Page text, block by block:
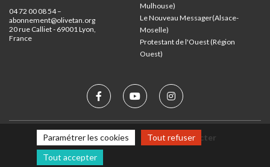
04 72 00 08 54 –
abonnement@olivetan.org
20 rue Calliet - 69001 Lyon,
France
Mulhouse)
Le Nouveau Messager(Alsace-
Moselle)
Protestant de l'Ouest (Région
Ouest)
Mentions légales Nous contacter
Paramétrer les cookies
Tout refuser
Tout accepter